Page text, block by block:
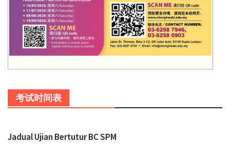
考试时间表
Jadual Ujian Bertutur BC SPM